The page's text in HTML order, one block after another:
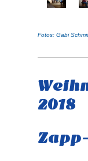
Fotos: Gabi
2018